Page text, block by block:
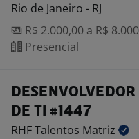
Rio de Janeiro - RJ
R$ 2.000,00 a R$
Presencial
DE TI #1447
RHF Talentos Matriz